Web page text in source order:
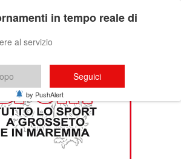
in tempo reale di
al servizio
Seguici
by PushAlert